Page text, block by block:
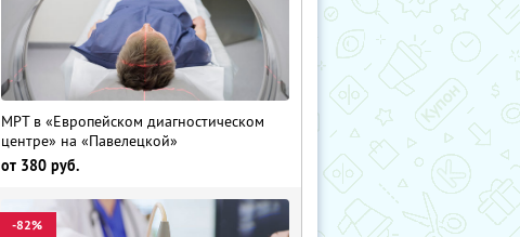
МРТ в «Европейском диагностическом
центре» на «Павелецкой»
от 380 руб.
-82%